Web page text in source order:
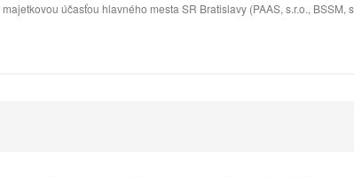
účasťou hlavného mesta SR Bratislavy (PAAS, s.r.o., BSSM,